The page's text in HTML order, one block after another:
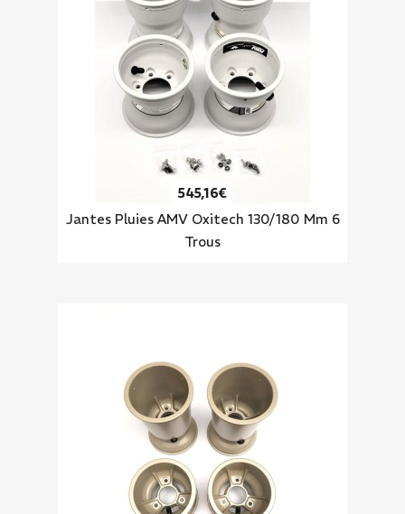
545,16€
Jantes Pluies AMV Oxitech 130/180 Mm 6
Trous